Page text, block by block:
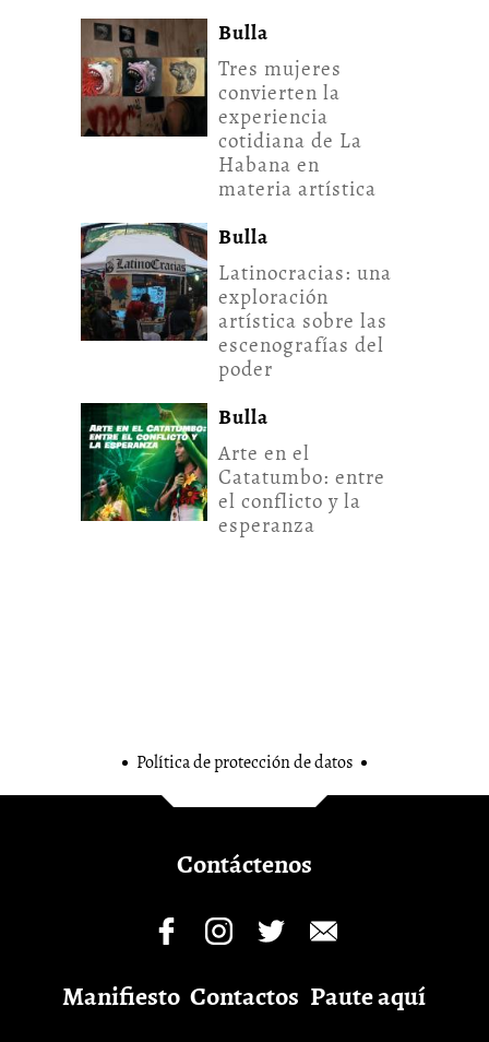
Bulla
Tres mujeres
convierten la
experiencia
cotidiana de La
Habana en
materia artística
Bulla
Latinocracias: una
exploración
artística sobre las
escenografías del
poder
Bulla
Arte en el
Catatumbo: entre
el conflicto y la
esperanza
Política de protección de datos
Contáctenos
Manifiesto Contactos Paute aquí